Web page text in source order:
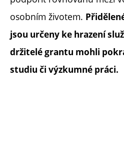
osobním životem.
jsou určeny ke hrazení
držitelé grantu mohli
studiu či výzkumné práci.